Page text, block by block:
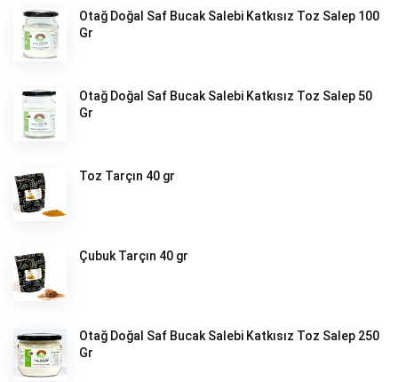
Otağ Doğal Saf Bucak Salebi Katkısız Toz Salep 100
Gr
Otağ Doğal Saf Bucak Salebi Katkısız Toz Salep 50
Gr
Toz Tarçın 40 gr
Çubuk Tarçın 40 gr
Otağ Doğal Saf Bucak Salebi Katkısız Toz Salep 250
Gr